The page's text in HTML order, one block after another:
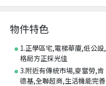
物件特色
1.正學區宅,電梯華廈,低公設,
格局方正採光佳
3.附近有傳統市場,麥當勞,肯
德基,全聯超商,生活機能完善